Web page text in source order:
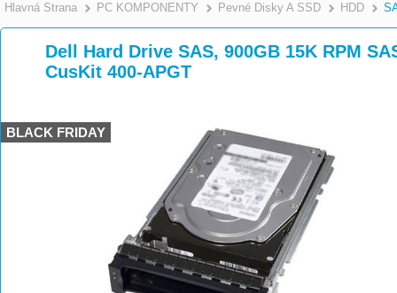
Hlavná Strana >
PC KOMPONENTY >
Pevné Disky A SSD HDD
Dell Hard Drive SAS, 900GB 15K RPM
CusKit 400-APGT
BLACK FRIDAY